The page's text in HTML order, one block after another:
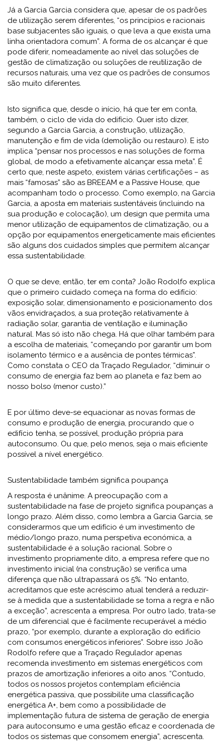
Já a Garcia Garcia considera que, apesar de os padrões
de utilização serem diferentes, “os princípios e racionais
base subjacentes são iguais, o que leva a que exista uma
linha orientadora comum”. A forma de os alcançar é que
pode diferir, nomeadamente ao nível das soluções de
gestão de climatização ou soluções de reutilização de
recursos naturais, uma vez que os padrões de consumos
são muito diferentes.
Isto significa que, desde o início, há que ter em conta,
também, o ciclo de vida do edifício. Quer isto dizer,
segundo a Garcia Garcia, a construção, utilização,
manutenção e fim de vida (demolição ou restauro). E isto
implica “pensar nos processos e nas soluções de forma
global, de modo a efetivamente alcançar essa meta”. É
certo que, neste aspeto, existem várias certificações – as
mais “famosas” são as BREEAM e a Passive House, que
acompanham todo o processo. Como exemplo, na Garcia
Garcia, a aposta em materiais sustentáveis (incluindo na
sua produção e colocação), um design que permita uma
menor utilização de equipamentos de climatização, ou a
opção por equipamentos energeticamente mais eficientes
são alguns dos cuidados simples que permitem alcançar
essa sustentabilidade.
O que se deve, então, ter em conta? João Rodolfo explica
que o primeiro cuidado começa na forma do edifício:
exposição solar, dimensionamento e posicionamento dos
vãos envidraçados, a sua proteção relativamente à
radiação solar, garantia de ventilação e iluminação
natural. Mas só isto não chega. Há que olhar também para
a escolha de materiais, “começando por garantir um bom
isolamento térmico e a ausência de pontes térmicas”.
Como constata o CEO da Traçado Regulador, “diminuir o
consumo de energia faz bem ao planeta e faz bem ao
nosso bolso (menor custo).”
E por último deve-se equacionar as novas formas de
consumo e produção de energia, procurando que o
edifício tenha, se possível, produção própria para
autoconsumo. Ou que, pelo menos, seja o mais eficiente
possível a nível energético.
Sustentabilidade também significa poupança
A resposta é unânime. A preocupação com a
sustentabilidade na fase de projeto significa poupanças a
longo prazo. Além disso, como lembra a Garcia Garcia, se
considerarmos que um edifício é um investimento de
médio/longo prazo, numa perspetiva económica, a
sustentabilidade é a solução racional. Sobre o
investimento propriamente dito, a empresa refere que no
investimento inicial (na construção) se verifica uma
diferença que não ultrapassará os 5%. “No entanto,
acreditamos que este acréscimo atual tenderá a reduzir-
se à medida que a sustentabilidade se torna a regra e não
a exceção”, acrescenta a empresa. Por outro lado, trata-se
de um diferencial que é facilmente recuperável a médio
prazo, “por exemplo, durante a exploração do edifício
com consumos energéticos inferiores”. Sobre isso João
Rodolfo refere que a Traçado Regulador apenas
recomenda investimento em sistemas energéticos com
prazos de amortização inferiores a oito anos. “Contudo,
todos os nossos projetos contemplam eficiência
energética passiva, que possibilite uma classificação
energética A+, bem como a possibilidade de
implementação futura de sistema de geração de energia
para autoconsumo e uma gestão eficaz e coordenada de
todos os sistemas que consomem energia”, acrescenta.